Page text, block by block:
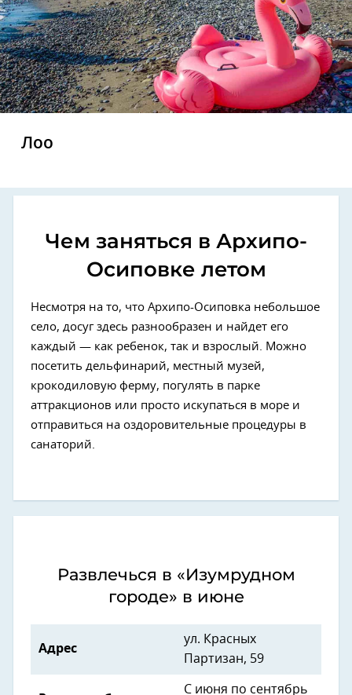
Лоо
Чем заняться в Архипо-
Осиповке летом
Несмотря на то, что Архипо-Осиповка небольшое
село, досуг здесь разнообразен и найдет его
каждый — как ребенок, так и взрослый. Можно
посетить дельфинарий, местный музей,
крокодиловую ферму, погулять в парке
аттракционов или просто искупаться в море и
отправиться на оздоровительные процедуры в
санаторий.
Развлечься в «Изумрудном
городе» в июне
Адрес
ул. Красных
Партизан, 59
С июня по сентябрь